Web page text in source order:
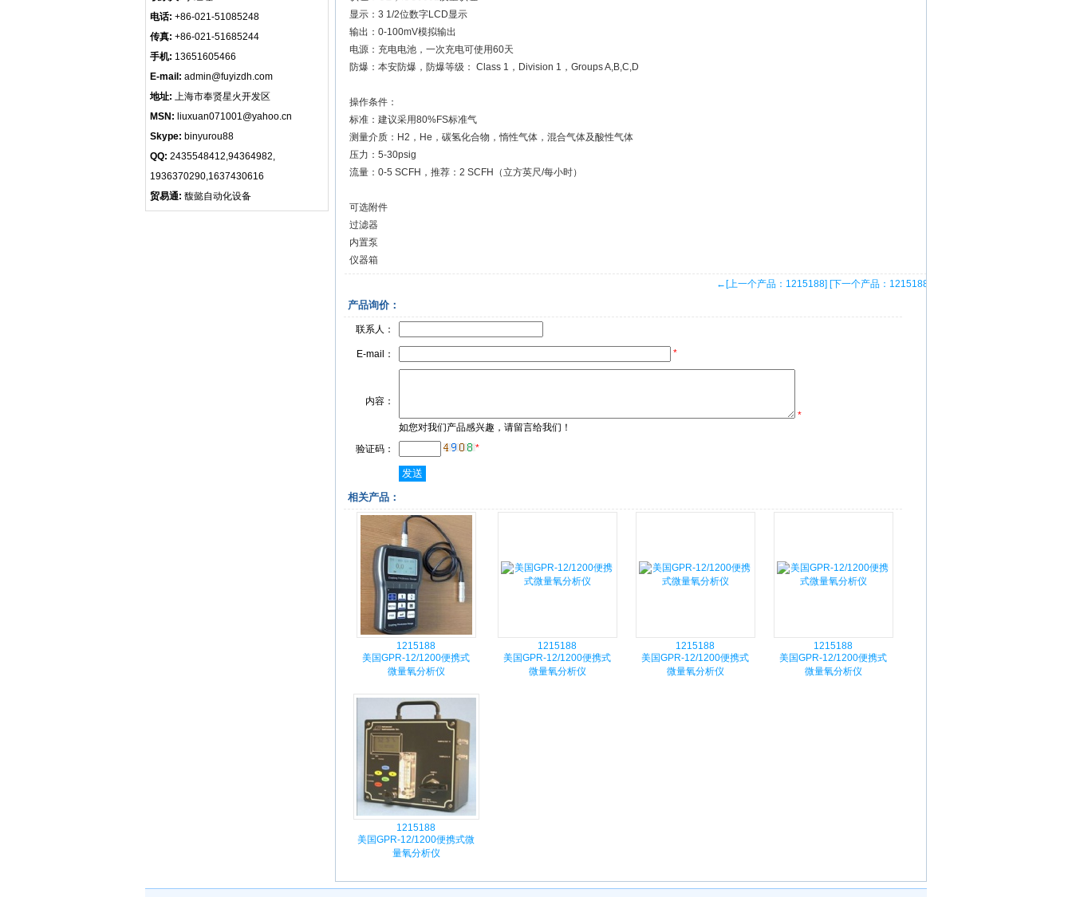
电话: +86-021-51085248
传真: +86-021-51685244
手机: 13651605466
E-mail: admin@fuyizdh.com
地址: 上海市奉贤星火开发区
MSN: liuxuan071001@yahoo.cn
Skype: binyurou88
QQ: 2435548412,94364982,
1936370290,1637430616
贸易通: 馥懿自动化设备
显示：3 1/2位数字LCD显示
输出：0-100mV模拟输出
电源：充电电池，一次充电可使用60天
防爆：本安防爆，防爆等级： Class 1，Division 1，Groups A,B,C,D
操作条件：
标准：建议采用80%FS标准气
测量介质：H2，He，碳氢化合物，惰性气体，混合气体及酸性气体
压力：5-30psig
流量：0-5 SCFH，推荐：2 SCFH（立方英尺/每小时）
可选附件
过滤器
内置泵
仪器箱
←[上一个产品：1215188] [下一个产品：1215188]→
产品询价：
联系人：
E-mail： *
内容：
*
如您对我们产品感兴趣，请留言给我们！
验证码：
*
相关产品：
1215188
美国GPR-12/1200便携式
微量氧分析仪
1215188
美国GPR-12/1200便携式
微量氧分析仪
1215188
美国GPR-12/1200便携式
微量氧分析仪
1215188
美国GPR-12/1200便携式
微量氧分析仪
1215188
美国GPR-12/1200便携式微
量氧分析仪